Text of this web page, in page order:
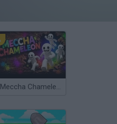
Meccha Chameleon